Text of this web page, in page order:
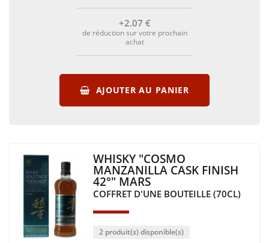
+2.07 €
de réduction sur votre prochain
achat
AJOUTER AU PANIER
WHISKY "COSMO
MANZANILLA CASK FINISH
42°" MARS
COFFRET D'UNE BOUTEILLE (70CL)
2 produit(s) disponible(s)